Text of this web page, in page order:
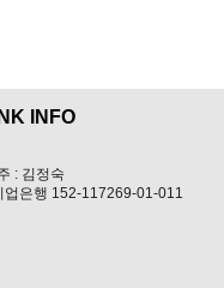
INFO
: 김정숙
업은행 152-117269-01-011